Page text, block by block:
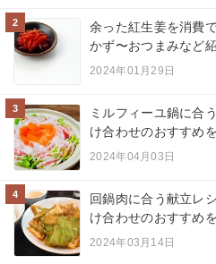
2
余った紅生姜を消費
かず〜おつまみなど紹
2024年01月29日
3
ミルフィーユ鍋に合
け合わせのおすすめ
2024年04月03日
4
回鍋肉に合う献立レ
け合わせのおすすめ
2024年03月14日